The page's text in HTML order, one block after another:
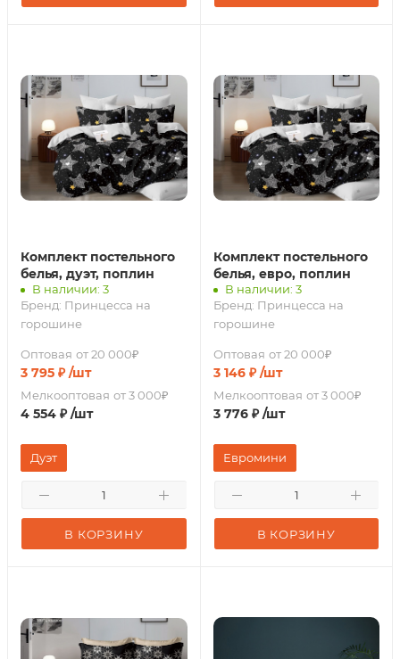
Комплект постельного
белья, дуэт, поплин
В наличии: 3
Бренд: Принцесса на
горошине
Оптовая от 20 000₽
3 795 ₽ /шт
Мелкооптовая от 3 000₽
4 554 ₽ /шт
В КОРЗИНУ
Дуэт
Комплект постельного
белья, евро, поплин
В наличии: 3
Бренд: Принцесса на
горошине
Оптовая от 20 000₽
3 146₽ /шт
Мелкооптовая от 3 000₽
3 776₽ /шт
В КОРЗИНУ
Евромини